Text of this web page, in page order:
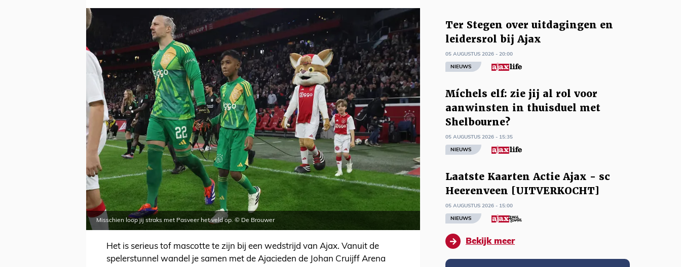
Misschien loop jij straks met Pasveer het veld op. © De Brouwer
Het is serieus tof mascotte te zijn bij een wedstrijd van Ajax. Vanuit de
spelerstunnel wandel je samen met de Ajacieden de Johan Cruijff Arena
Ter Stegen over uitdagingen en
leidersrol bij Ajax
05 AUGUSTUS 2026 - 20:00
NIEUWS
Míchels elf: zie jij al rol voor
aanwinsten in thuisduel met
Shelbourne?
05 AUGUSTUS 2026 - 15:35
NIEUWS
Laatste Kaarten Actie Ajax - sc
Heerenveen [UITVERKOCHT]
05 AUGUSTUS 2026 - 15:00
NIEUWS
Bekijk meer